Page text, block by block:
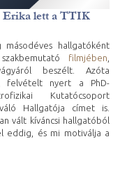
Erika lett a TTIK
hallgatóként
filmjében
beszélt. Azóta
felvételt nyert a PhD-
Kutatócsoport
Hallgatója címet is.
vált kíváncsi hallgatóból
eddig, és mi motiválja a